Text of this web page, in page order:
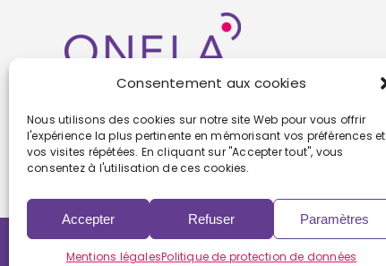
Consentement aux cookies
Nous utilisons des cookies sur notre site Web pour vous offrir
l'expérience la plus pertinente en mémorisant vos préférences et
vos visites répétées. En cliquant sur "Accepter tout", vous
consentez à l'utilisation de ces cookies.
Accepter Refuser Paramètres
Mentions légalesPolitique de protection de données
Copyright 2022 | Powered byEolia Software